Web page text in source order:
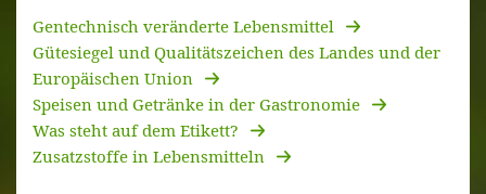
Gentechnisch veränderte Lebensmittel
Gütesiegel und Qualitätszeichen des Landes und der
Europäischen Union
Speisen und Getränke in der Gastronomie
Was steht auf dem Etikett?
Zusatzstoffe in Lebensmitteln